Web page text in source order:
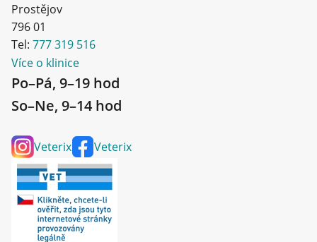
Prostějov
796 01
Tel: 777 319 516
Více o klinice
Po–Pá, 9–19 hod
So–Ne, 9–14 hod
Veterix Veterix